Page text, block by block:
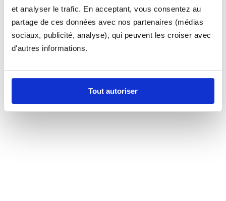
et analyser le trafic. En acceptant, vous consentez au
partage de ces données avec nos partenaires (médias
sociaux, publicité, analyse), qui peuvent les croiser avec
d'autres informations.
Tout autoriser